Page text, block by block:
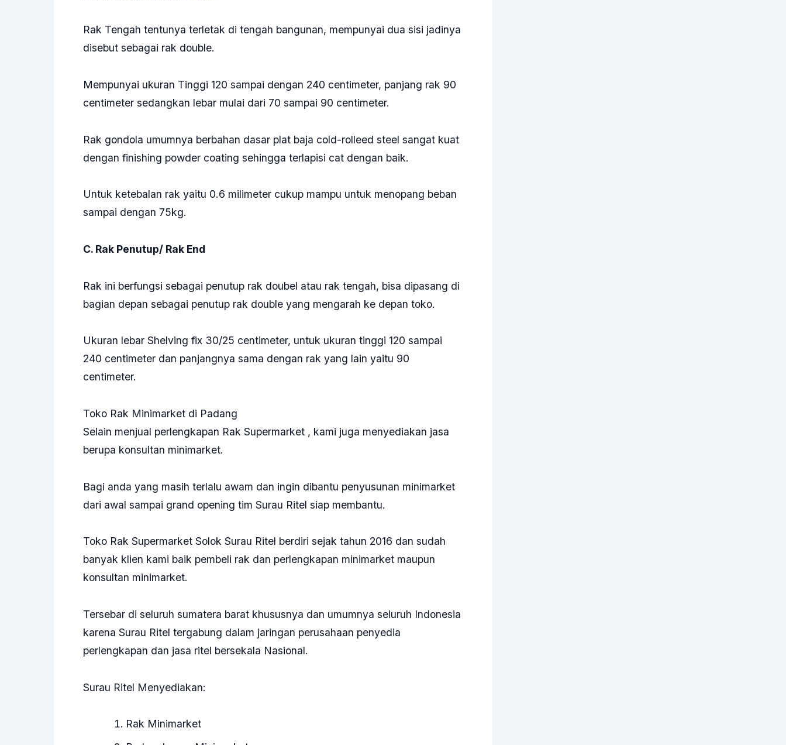
Rak Tengah tentunya terletak di tengah bangunan, mempunyai dua sisi jadinya
disebut sebagai rak double.
Mempunyai ukuran Tinggi 120 sampai dengan 240 centimeter, panjang rak 90
centimeter sedangkan lebar mulai dari 70 sampai 90 centimeter.
Rak gondola umumnya berbahan dasar plat baja cold-rolleed steel sangat kuat
dengan finishing powder coating sehingga terlapisi cat dengan baik.
Untuk ketebalan rak yaitu 0.6 milimeter cukup mampu untuk menopang beban
sampai dengan 75kg.
C. Rak Penutup/ Rak End
Rak ini berfungsi sebagai penutup rak doubel atau rak tengah, bisa dipasang di
bagian depan sebagai penutup rak double yang mengarah ke depan toko.
Ukuran lebar Shelving fix 30/25 centimeter, untuk ukuran tinggi 120 sampai
240 centimeter dan panjangnya sama dengan rak yang lain yaitu 90
centimeter.
Toko Rak Minimarket di Padang
Selain menjual perlengkapan Rak Supermarket , kami juga menyediakan jasa
berupa konsultan minimarket.
Bagi anda yang masih terlalu awam dan ingin dibantu penyusunan minimarket
dari awal sampai grand opening tim Surau Ritel siap membantu.
Toko Rak Supermarket Solok Surau Ritel berdiri sejak tahun 2016 dan sudah
banyak klien kami baik pembeli rak dan perlengkapan minimarket maupun
konsultan minimarket.
Tersebar di seluruh sumatera barat khususnya dan umumnya seluruh Indonesia
karena Surau Ritel tergabung dalam jaringan perusahaan penyedia
perlengkapan dan jasa ritel bersekala Nasional.
Surau Ritel Menyediakan:
Rak Minimarket